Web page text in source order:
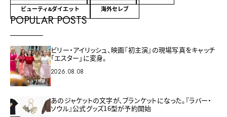
ビューティ&ダイエット
海外セレブ
POPULAR POSTS
ビリー・アイリッシュ、映画『初主演』の現場写真をキャッチ
「エスター」に変身。
2026.08.08
あのジャケットの文字が、ブランケットになった。『ラバー・
ソウル』公式グッズ16型が予約開始